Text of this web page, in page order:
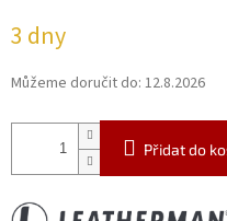
cena:
3 dny
Můžeme doručit do: 12.8.2026
Přidat do